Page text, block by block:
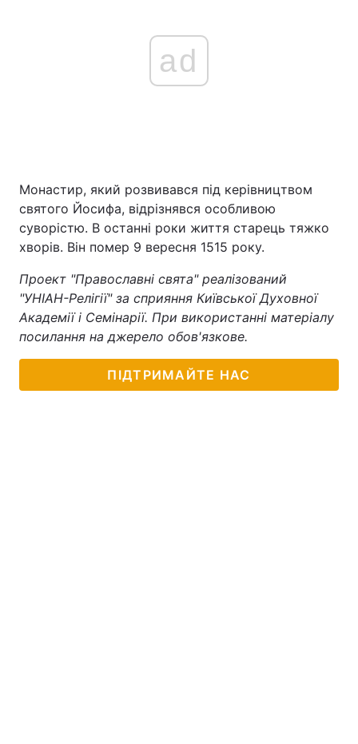
ad
Монастир, який розвивався під керівництвом
святого Йосифа, відрізнявся особливою
суворістю. В останні роки життя старець тяжко
хворів. Він помер 9 вересня 1515 року.
Проект "Православні свята" реалізований
"УНІАН-Релігії" за сприяння Київської Духовної
Академії і Семінарії. При використанні матеріалу
посилання на джерело обов'язкове.
ПІДТРИМАЙТЕ НАС